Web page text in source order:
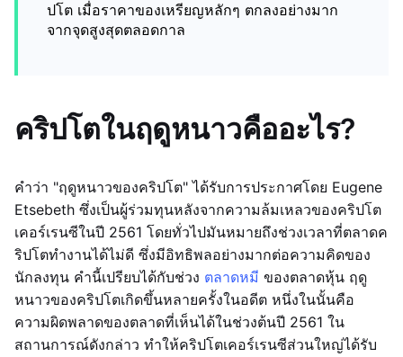
ปโต เมื่อราคาของเหรียญหลักๆ ตกลงอย่างมาก
จากจุดสูงสุดตลอดกาล
คริปโตในฤดูหนาวคืออะไร?
คำว่า "ฤดูหนาวของคริปโต" ได้รับการประกาศโดย Eugene
Etsebeth ซึ่งเป็นผู้ร่วมทุนหลังจากความล้มเหลวของคริปโต
เคอร์เรนซีในปี 2561 โดยทั่วไปมันหมายถึงช่วงเวลาที่ตลาดค
ริปโตทำงานได้ไม่ดี ซึ่งมีอิทธิพลอย่างมากต่อความคิดของ
นักลงทุน คำนี้เปรียบได้กับช่วง ตลาดหมี ของตลาดหุ้น ฤดู
หนาวของคริปโตเกิดขึ้นหลายครั้งในอดีต หนึ่งในนั้นคือ
ความผิดพลาดของตลาดที่เห็นได้ในช่วงต้นปี 2561 ใน
สถานการณ์ดังกล่าว ทำให้คริปโตเคอร์เรนซีส่วนใหญ่ได้รับ